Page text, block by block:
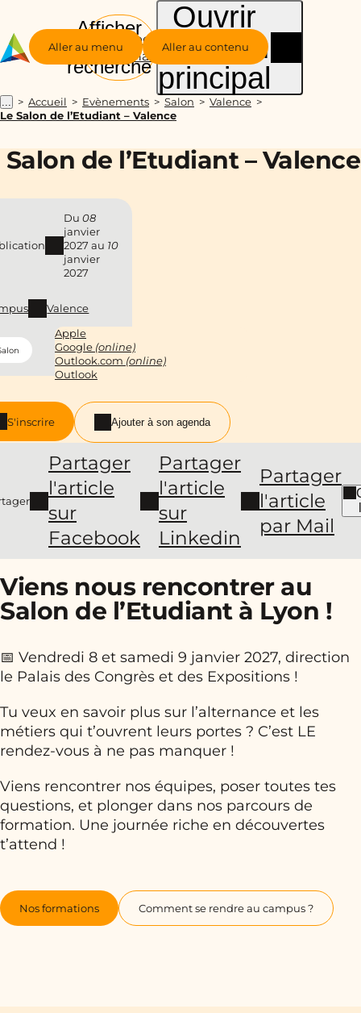
Aller au menu Aller au contenu
Groupe
Alternance
Afficher
la
recherche
Ouvrir
le menu
principal
... Accueil Evènements Salon
Valence
Le Salon de l’Etudiant – Valence
Salon de l’Etudiant – Valence
Du 08
janvier
2027 au 10
janvier
2027
Valence
S'inscrire Ajouter à son agenda
Apple
Google (online)
Outlook.com (online)
Outlook
Partager
l'article
sur
Facebook
Partager
l'article
sur
Linkedin
Partager
l'article
par Mail
Viens nous rencontrer au
Salon de l’Etudiant à Lyon !
📅 Vendredi 8 et samedi 9 janvier 2027, direction
le Palais des Congrès et des Expositions !
Tu veux en savoir plus sur l’alternance et les
métiers qui t’ouvrent leurs portes ? C’est LE
rendez-vous à ne pas manquer !
Viens rencontrer nos équipes, poser toutes tes
questions, et plonger dans nos parcours de
formation. Une journée riche en découvertes
t’attend !
Nos formations Comment se rendre au campus ?